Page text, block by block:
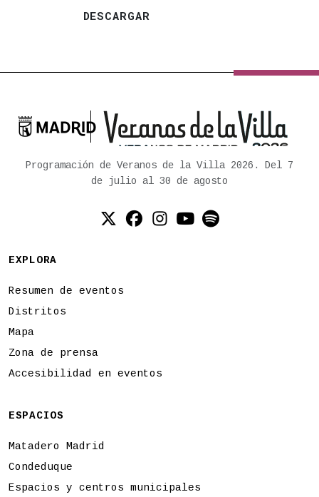
DESCARGAR

Ayuntamiento de Madrid
Programación de Veranos de la Villa 2026. Del 7
de julio al 30 de agosto
Twitter (X)
Facebook
Instagram
YouTube
Spotify
EXPLORA
Resumen de eventos
Distritos
Mapa
Zona de prensa
Accesibilidad en eventos
ESPACIOS
Matadero Madrid
Condeduque
Espacios y centros municipales